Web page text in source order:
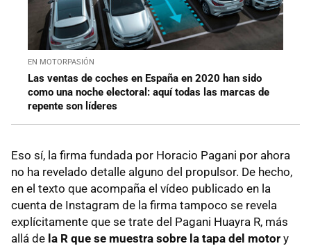
EN MOTORPASIÓN
Las ventas de coches en España en 2020 han sido
como una noche electoral: aquí todas las marcas de
repente son líderes
Eso sí, la firma fundada por Horacio Pagani por ahora
no ha revelado detalle alguno del propulsor. De hecho,
en el texto que acompaña el vídeo publicado en la
cuenta de Instagram de la firma tampoco se revela
explícitamente que se trate del Pagani Huayra R, más
allá de la R que se muestra sobre la tapa del motor y